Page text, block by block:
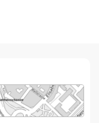
von MapBS.
Link, wird in einem